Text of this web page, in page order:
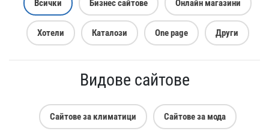
Всички Бизнес сайтове Онлайн магазини
Хотели Каталози One page Други
Видове сайтове
Сайтове за климатици Сайтове за мода